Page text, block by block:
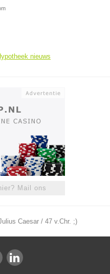
nieuws
Mail ons
Caesar / 47 v.Chr. ;)